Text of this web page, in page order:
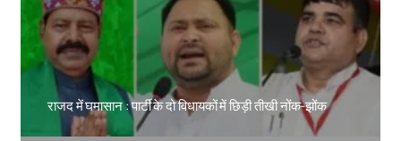
राजद में घमासान : पार्टी के दो विधायकों में छिड़ी तीखी नोंक-झोंक
Amit Lekh